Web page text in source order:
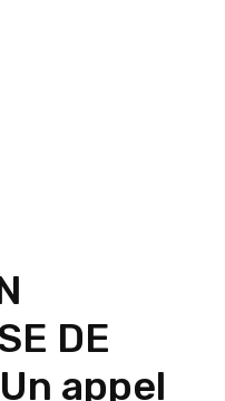
DE
appel